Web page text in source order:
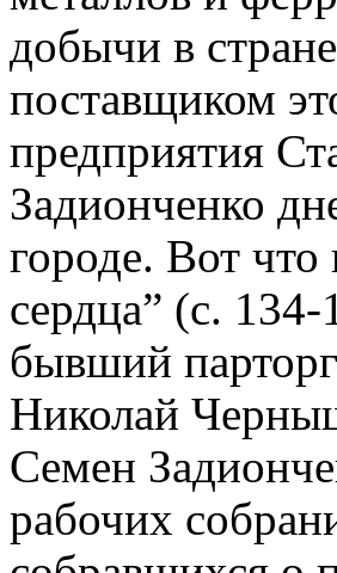
добычи в
поставщиком
предприятия
Задионченко
городе. Вот
сердца” (с.
бывший
Николай
Семен
рабочих